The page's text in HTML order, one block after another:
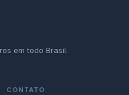
em todo Brasil.
CONTATO